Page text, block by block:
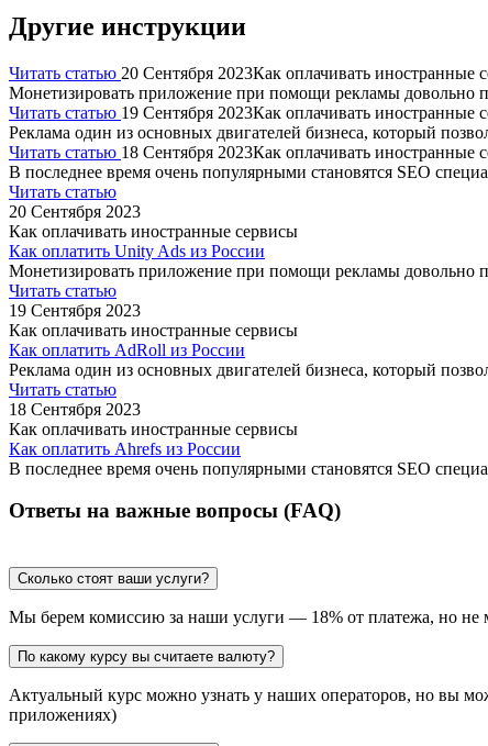
Другие инструкции
Читать статью 20 Сентября 2023Как оплачивать иностранные
Монетизировать приложение при помощи рекламы довольно
Читать статью 19 Сентября 2023Как оплачивать иностранные
Реклама один из основных двигателей бизнеса, который
Читать статью 18 Сентября 2023Как оплачивать иностранные
В последнее время очень популярными становятся SEO
Читать статью
20 Сентября 2023
Как оплачивать иностранные сервисы
Как оплатить Unity Ads из России
Монетизировать приложение при помощи рекламы довольно
Читать статью
19 Сентября 2023
Как оплачивать иностранные сервисы
Как оплатить AdRoll из России
Реклама один из основных двигателей бизнеса, который
Читать статью
18 Сентября 2023
Как оплачивать иностранные сервисы
Как оплатить Ahrefs из России
В последнее время очень популярными становятся SEO
Ответы на важные вопросы (FAQ)
Сколько стоят ваши услуги?
Мы берем комиссию за наши услуги — 18% от платежа, но не
По какому курсу вы считаете валюту?
Актуальный курс можно узнать у наших операторов, но вы
приложениях)